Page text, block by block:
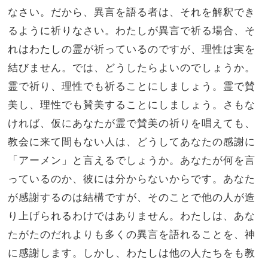
なさい。 だから、異言を語る者は、それを解釈でき
るように祈りなさい。 わたしが異言で祈る場合、そ
れはわたしの霊が祈っているのですが、理性は実を
結びません。 では、どうしたらよいのでしょうか。
霊で祈り、理性でも祈ることにしましょう。霊で賛
美し、理性でも賛美することにしましょう。 さもな
ければ、仮にあなたが霊で賛美の祈りを唱えても、
教会に来て間もない人は、どうしてあなたの感謝に
「アーメン」と言えるでしょうか。あなたが何を言
っているのか、彼には分からないからです。 あなた
が感謝するのは結構ですが、そのことで他の人が造
り上げられるわけではありません。 わたしは、あな
たがたのだれよりも多くの異言を語れることを、神
に感謝します。
しかし、わたしは他の人たちをも教